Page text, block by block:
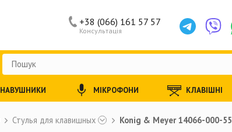
Стулья для клавишных Konig & Meyer 14066-000-55
Консультація
+38 (066) 161 57 57
НАВУШНИКИ МІКРОФОНИ КЛАВІШНІ